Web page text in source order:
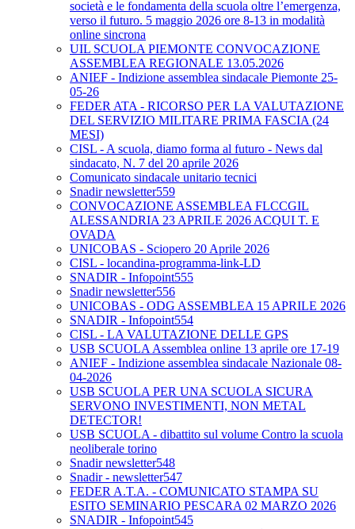
società e le fondamenta della scuola oltre l’emergenza,
verso il futuro. 5 maggio 2026 ore 8-13 in modalità
online sincrona
UIL SCUOLA PIEMONTE CONVOCAZIONE
ASSEMBLEA REGIONALE 13.05.2026
ANIEF - Indizione assemblea sindacale Piemonte 25-
05-26
FEDER ATA - RICORSO PER LA VALUTAZIONE
DEL SERVIZIO MILITARE PRIMA FASCIA (24
MESI)
CISL - A scuola, diamo forma al futuro - News dal
sindacato, N. 7 del 20 aprile 2026
Comunicato sindacale unitario tecnici
Snadir newsletter559
CONVOCAZIONE ASSEMBLEA FLCCGIL
ALESSANDRIA 23 APRILE 2026 ACQUI T. E
OVADA
UNICOBAS - Sciopero 20 Aprile 2026
CISL - locandina-programma-link-LD
SNADIR - Infopoint555
Snadir newsletter556
UNICOBAS - ODG ASSEMBLEA 15 APRILE 2026
SNADIR - Infopoint554
CISL - LA VALUTAZIONE DELLE GPS
USB SCUOLA Assemblea online 13 aprile ore 17-19
ANIEF - Indizione assemblea sindacale Nazionale 08-
04-2026
USB SCUOLA PER UNA SCUOLA SICURA
SERVONO INVESTIMENTI, NON METAL
DETECTOR!
USB SCUOLA - dibattito sul volume Contro la scuola
neoliberale torino
Snadir newsletter548
Snadir - newsletter547
FEDER A.T.A. - COMUNICATO STAMPA SU
ESITO SEMINARIO PESCARA 02 MARZO 2026
SNADIR - Infopoint545